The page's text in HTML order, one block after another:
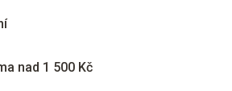
nad 1 500 Kč